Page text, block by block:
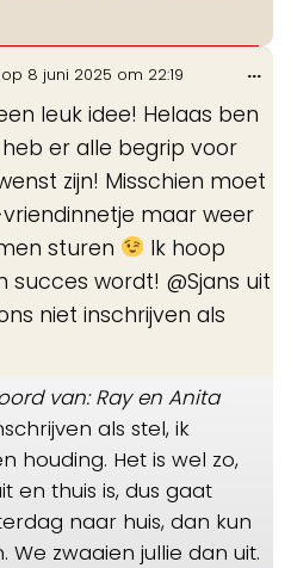
8 juni 2025 om 22:19
leuk idee! Helaas ben
heb er alle begrip voor
zijn! Misschien moet
maar weer
sturen
Ik hoop
succes wordt! @Sjans uit
niet inschrijven als
van: Ray en Anita
als stel, ik
houding. Het is wel zo,
en thuis is, dus gaat
naar huis, dan kun
We zwaaien jullie dan uit.
...